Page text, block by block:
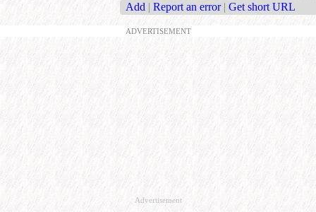
Add | Report an error | Get short URL
ADVERTISEMENT
Advertisement